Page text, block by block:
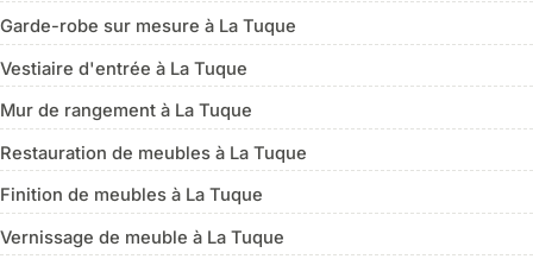
Garde-robe sur mesure à La Tuque
Vestiaire d'entrée à La Tuque
Mur de rangement à La Tuque
Restauration de meubles à La Tuque
Finition de meubles à La Tuque
Vernissage de meuble à La Tuque